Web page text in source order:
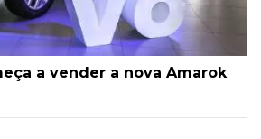
a vender a nova Amarok